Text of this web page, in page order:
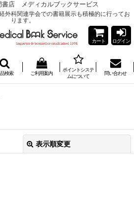
店 メディカルブックサービス
外科関連学会での書籍展示も積極的に行ってお
ります。
カート ログイン
検索 ご利用案内
ポイントシステ
ムについて
問い合わせ
表示順変更